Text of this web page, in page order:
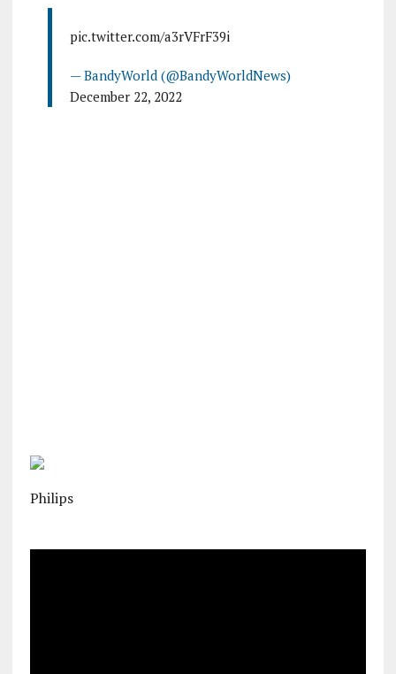
pic.twitter.com/a3rVFrF39i
— BandyWorld (@BandyWorldNews)
December 22, 2022
Philips